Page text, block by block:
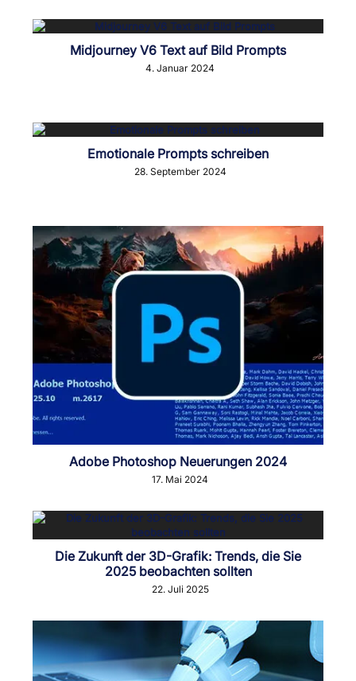
Midjourney V6 Text auf Bild Prompts
4. Januar 2024
Emotionale Prompts schreiben
28. September 2024
Adobe Photoshop Neuerungen 2024
17. Mai 2024
Die Zukunft der 3D-Grafik: Trends, die Sie
2025 beobachten sollten
22. Juli 2025